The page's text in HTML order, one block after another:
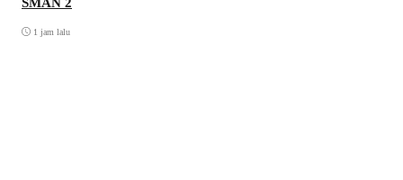
1 jam lalu